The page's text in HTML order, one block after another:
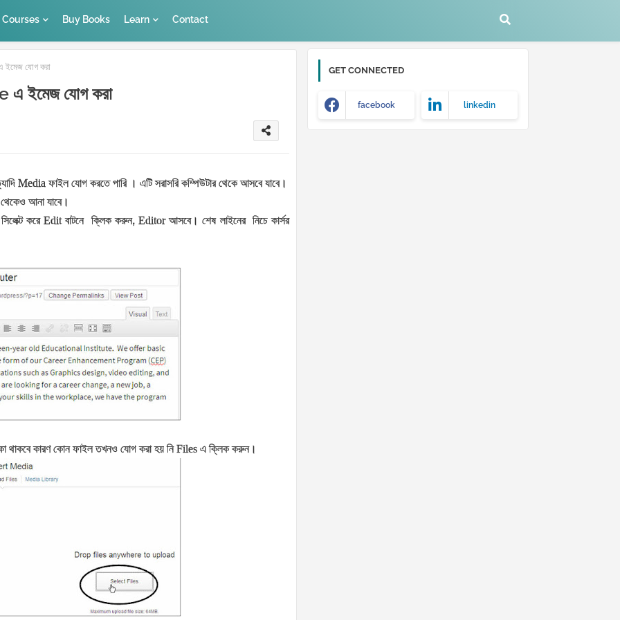
Courses Buy Books Learn Contact
যোগ করা
ইমেজ যোগ করা
Mediaফাইল যোগ করতে পারি । এটি সরাসরি কম্পিউটার থেকে আসবে যাবে।
থেকেও আনা যাবে।
সিলেক্ট করেEditবাটনে ক্লিক করুন, Editorআসবে। শেষ লাইনের নিচে কার্সর
থাকবে কারণ কোন ফাইল তখনও যোগ করা হয় নিFiles এ ক্লিক করুন।
GET CONNECTED
facebook linkedin